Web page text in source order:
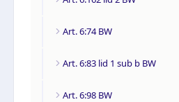
Art. 6:74 BW
Art. 6:83 lid 1 sub b BW
Art. 6:98 BW